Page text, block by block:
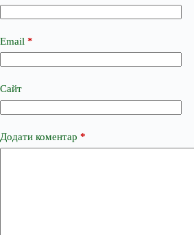
Email *
Сайт
Додати коментар *